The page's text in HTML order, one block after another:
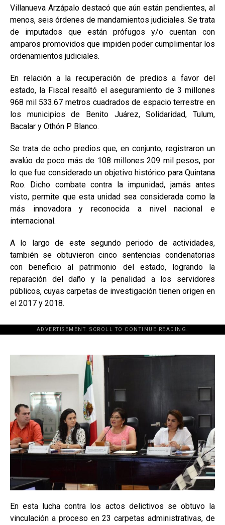
Villanueva Arzápalo destacó que aún están pendientes, al
menos, seis órdenes de mandamientos judiciales. Se trata
de imputados que están prófugos y/o cuentan con
amparos promovidos que impiden poder cumplimentar los
ordenamientos judiciales.
En relación a la recuperación de predios a favor del
estado, la Fiscal resaltó el aseguramiento de 3 millones
968 mil 533.67 metros cuadrados de espacio terrestre en
los municipios de Benito Juárez, Solidaridad, Tulum,
Bacalar y Othón P. Blanco.
Se trata de ocho predios que, en conjunto, registraron un
avalúo de poco más de 108 millones 209 mil pesos, por
lo que fue considerado un objetivo histórico para Quintana
Roo. Dicho combate contra la impunidad, jamás antes
visto, permite que esta unidad sea considerada como la
más innovadora y reconocida a nivel nacional e
internacional.
A lo largo de este segundo periodo de actividades,
también se obtuvieron cinco sentencias condenatorias
con beneficio al patrimonio del estado, logrando la
reparación del daño y la penalidad a los servidores
públicos, cuyas carpetas de investigación tienen origen en
el 2017 y 2018.
ADVERTISEMENT. SCROLL TO CONTINUE READING.
[adsforwp id="243463"]
En esta lucha contra los actos delictivos se obtuvo la
vinculación a proceso en 23 carpetas administrativas, de